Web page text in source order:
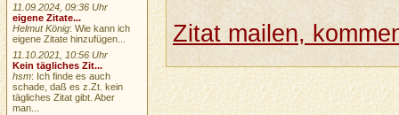
Zitat mailen,
11.09.2024, 09:36 Uhr
eigene Zitate...
Helmut König: Wie kann ich
eigene Zitate hinzufügen...
11.10.2021, 10:56 Uhr
Kein tägliches Zit...
hsm: Ich finde es auch
schade, daß es z.Zt. kein
tägliches Zitat gibt. Aber
man...